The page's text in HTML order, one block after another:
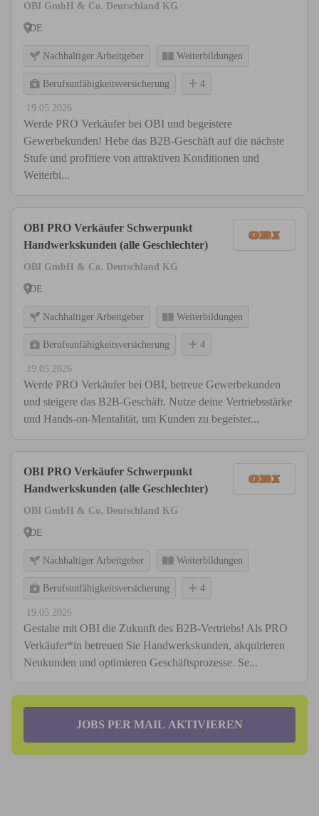
OBI GmbH & Co. Deutschland KG
DE
Nachhaltiger Arbeitgeber Weiterbildungen
Berufsunfähigkeitsversicherung 4
19.05.2026
Werde PRO Verkäufer bei OBI und begeistere
Gewerbekunden! Hebe das B2B-Geschäft auf die nächste
Stufe und profitiere von attraktiven Konditionen und
Weiterbi...
OBI PRO Verkäufer Schwerpunkt
Handwerkskunden (alle Geschlechter)
OBI GmbH & Co. Deutschland KG
DE
Nachhaltiger Arbeitgeber Weiterbildungen
Berufsunfähigkeitsversicherung 4
19.05.2026
Werde PRO Verkäufer bei OBI, betreue Gewerbekunden
und steigere das B2B-Geschäft. Nutze deine Vertriebsstärke
und Hands-on-Mentalität, um Kunden zu begeister...
OBI PRO Verkäufer Schwerpunkt
Handwerkskunden (alle Geschlechter)
OBI GmbH & Co. Deutschland KG
DE
Nachhaltiger Arbeitgeber Weiterbildungen
Berufsunfähigkeitsversicherung 4
19.05.2026
Gestalte mit OBI die Zukunft des B2B-Vertriebs! Als PRO
Verkäufer*in betreuen Sie Handwerkskunden, akquirieren
Neukunden und optimieren Geschäftsprozesse. Se...
JOBS PER MAIL AKTIVIEREN